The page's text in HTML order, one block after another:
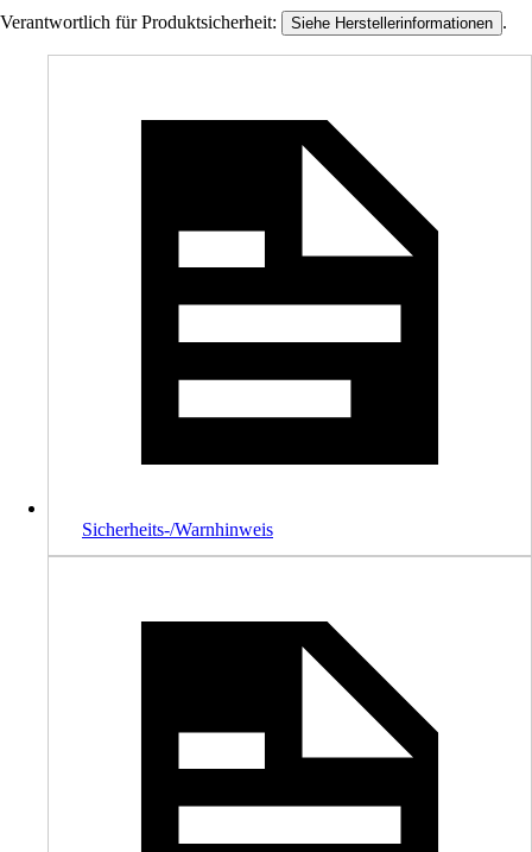
Verantwortlich für Produktsicherheit: Siehe Herstellerinformationen .
Sicherheits-/Warnhinweis